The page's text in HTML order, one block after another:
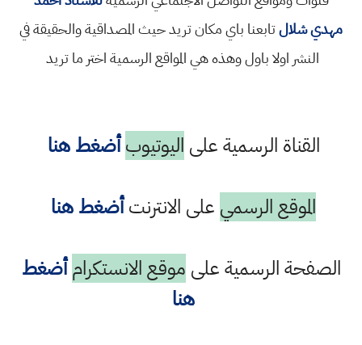
تابعنا باي مكان تريد حيث المصداقية والحقيقة في
اولا باول وهذه هي المواقع الرسمية اختر ما تريد
الرسمية علىاليوتيوبأضغط هنا
الرسميعلى الانترنت أضغط هنا
الرسمية علىموقع الانستكرامأضغط